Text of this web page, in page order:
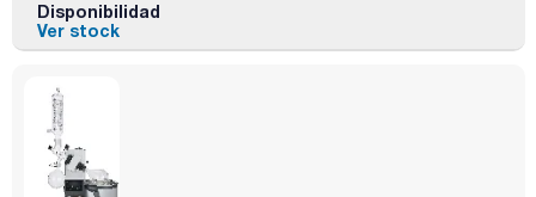
Disponibilidad
Ver stock